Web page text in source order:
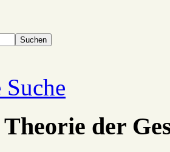
Suchen
der